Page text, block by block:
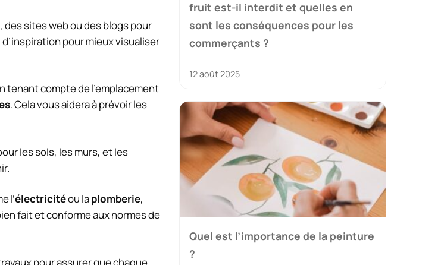
sites web ou des blogs pour
pour mieux visualiser
tenant compte de l’emplacement
. Cela vous aidera à prévoir les
les sols, les murs, et les
l’électricitéou laplomberie,
fait et conforme aux normes de
pour assurer que chaque
fruit est-il interdit et quelles en
sont les conséquences pour les
commerçants ?
12 août 2025
Quel est l’importance de la peinture
?